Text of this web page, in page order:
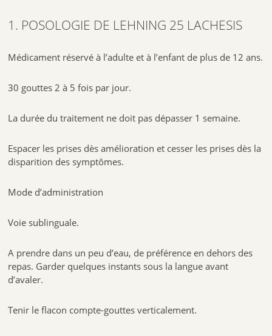
1. POSOLOGIE DE LEHNING 25 LACHESIS
Médicament réservé à l’adulte et à l’enfant de plus de 12 ans.
30 gouttes 2 à 5 fois par jour.
La durée du traitement ne doit pas dépasser 1 semaine.
Espacer les prises dès amélioration et cesser les prises dès la
disparition des symptômes.
Mode d’administration
Voie sublinguale.
A prendre dans un peu d’eau, de préférence en dehors des
repas. Garder quelques instants sous la langue avant
d’avaler.
Tenir le flacon compte-gouttes verticalement.